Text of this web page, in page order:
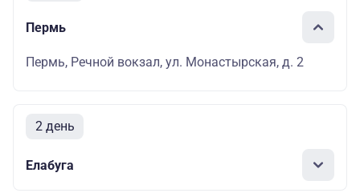
Пермь
Пермь, Речной вокзал, ул. Монастырская, д. 2
2 день
Елабуга